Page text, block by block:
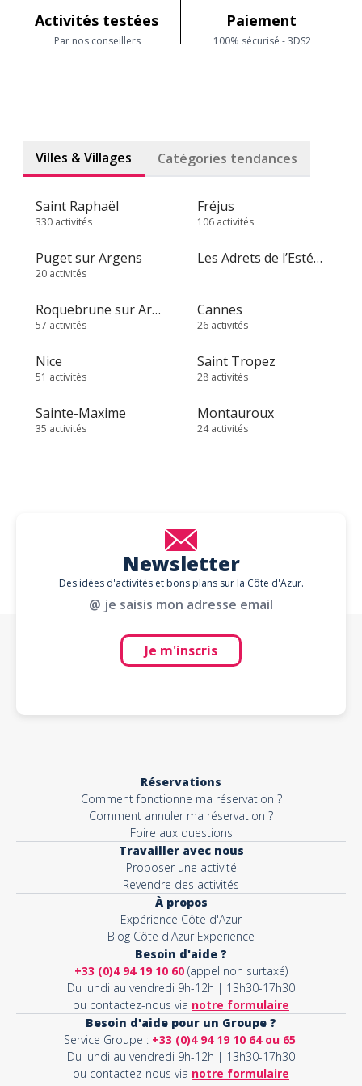
Activités testées
Par nos conseillers
Paiement
100% sécurisé - 3DS2
Villes & Villages Catégories tendances
Saint Raphaël
330 activités
Fréjus
106 activités
Puget sur Argens
20 activités
Les Adrets de l’Estérel
Roquebrune sur Argens
57 activités
Cannes
26 activités
Nice
51 activités
Saint Tropez
28 activités
Sainte-Maxime
35 activités
Montauroux
24 activités
Newsletter
Des idées d'activités et bons plans sur la Côte d'Azur.
@ je saisis mon adresse email
Je m'inscris
Réservations
Comment fonctionne ma réservation ?
Comment annuler ma réservation ?
Foire aux questions
Travailler avec nous
Proposer une activité
Revendre des activités
À propos
Expérience Côte d'Azur
Blog Côte d'Azur Experience
Besoin d'aide ?
+33 (0)4 94 19 10 60 (appel non surtaxé)
Du lundi au vendredi 9h-12h | 13h30-17h30
ou contactez-nous via notre formulaire
Besoin d'aide pour un Groupe ?
Service Groupe : +33 (0)4 94 19 10 64 ou 65
Du lundi au vendredi 9h-12h | 13h30-17h30
ou contactez-nous via notre formulaire